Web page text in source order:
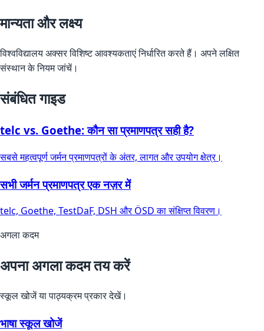
मान्यता और लक्ष्य
विश्वविद्यालय अक्सर विशिष्ट आवश्यकताएं निर्धारित करते हैं। अपने लक्षित
संस्थान के नियम जांचें।
संबंधित गाइड
telc vs. Goethe: कौन सा प्रमाणपत्र सही है?
सबसे महत्वपूर्ण जर्मन प्रमाणपत्रों के अंतर, लागत और उपयोग क्षेत्र।
सभी जर्मन प्रमाणपत्र एक नज़र में
telc, Goethe, TestDaF, DSH और ÖSD का संक्षिप्त विवरण।
अगला कदम
अपना अगला कदम तय करें
स्कूल खोजें या पाठ्यक्रम प्रकार देखें।
भाषा स्कूल खोजें